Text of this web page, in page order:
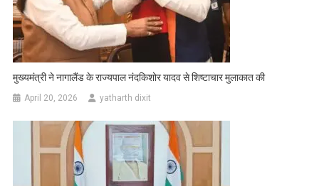
मुख्यमंत्री ने नागालैंड के राज्यपाल नंदकिशोर यादव से शिष्टाचार मुलाकात की
April 20, 2026 yatharth dixit